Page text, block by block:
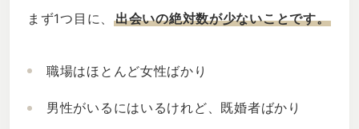
まず1つ目に、出会いの絶対数が少ないことです。
職場はほとんど女性ばかり
男性がいるにはいるけれど、既婚者ばかり